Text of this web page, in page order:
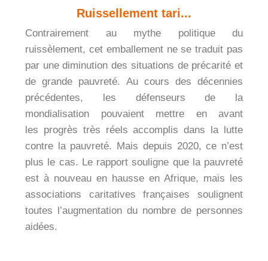
Ruissellement tari...
Contrairement au mythe politique du
ruissèlement, cet emballement ne se traduit pas
par une diminution des situations de précarité et
de grande pauvreté. Au cours des décennies
précédentes, les défenseurs de la
mondialisation pouvaient mettre en avant
les progrès très réels accomplis dans la lutte
contre la pauvreté. Mais depuis 2020, ce n’est
plus le cas. Le rapport souligne que la pauvreté
est à nouveau en hausse en Afrique, mais les
associations caritatives françaises soulignent
toutes l’augmentation du nombre de personnes
aidées.